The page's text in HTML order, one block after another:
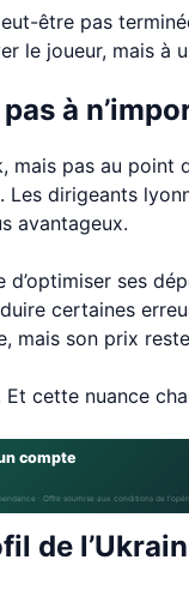
être pas
le joueur, mais à
à
mais pas au
Les dirigeants
avantageux.
ses
certaines
mais son prix
Et cette nuance
compte
· Offre soumise aux conditions de
de